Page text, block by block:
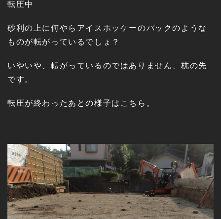
転圧中
砂利の上に何やらアイスホッケーのパックのような
ものが転がっているでしょ？
いやいや、転がっているのではありません、杭の先
です。
転圧が終わったあとの様子はこちら。